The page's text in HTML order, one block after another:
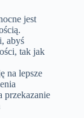
jest
abyś
tak jak
na lepsze
przekazanie